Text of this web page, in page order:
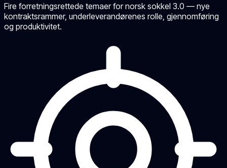
Fire forretningsrettede temaer for norsk sokkel 3.0 — nye
kontraktsrammer, underleverandørenes rolle, gjennomføring
og produktivitet.